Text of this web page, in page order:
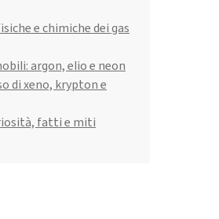
superfici dure
etossilato)e chimiche dei gas
argon, elio e neon
di xeno, krypton e
fatti e miti